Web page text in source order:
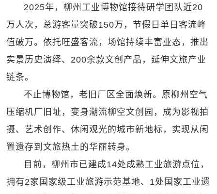
2025年，柳州工业博物馆接待研学团队近20
万人次，总游客量突破150万，节假日单日客流峰
值破万。依托旺盛客流，场馆持续丰富业态，推出
实景历史演绎、200余款文创产品，延伸文旅产业
链条。
不止博物馆，老旧厂区全面焕新。原柳州空气
压缩机厂旧址，变身潮流柳空文创园，成为影视拍
摄、艺术创作、休闲观光的城市新地标，实现从闲
置遗存到文旅热土的华丽转身。
目前，柳州市已建成14处成熟工业旅游点位，
拥有2家国家级工业旅游示范基地、1处国家工业遗